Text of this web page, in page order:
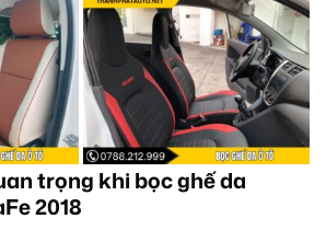
trọng khi bọc ghế da
2018